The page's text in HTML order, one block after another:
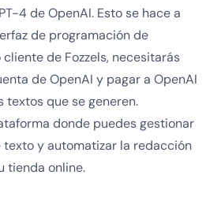
4 de OpenAI. Esto se hace a
de programación de
de Fozzels, necesitarás
de OpenAI y pagar a OpenAI
textos que se generen.
donde puedes gestionar
texto y automatizar la redacción
tienda online.